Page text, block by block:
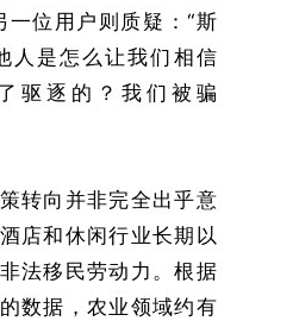
一位用户则质疑：“斯
人是怎么让我们相信
驱逐的？我们被骗
转向并非完全出乎意
店和休闲行业长期以
法移民劳动力。根据
数据，农业领域约有